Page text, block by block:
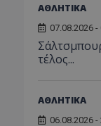
ΑΘΛΗΤΙΚΑ
07.08.2026 -
τέλος...
ΑΘΛΗΤΙΚΑ
06.08.2026 -